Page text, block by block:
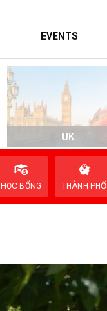
EVENTS
UK
HỌC BỔNG THÀNH PHỐ